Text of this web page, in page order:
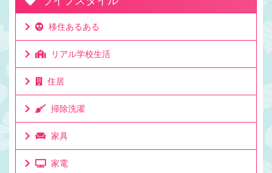
移住あるある
リアル学校生活
住居
掃除洗濯
家具
家電